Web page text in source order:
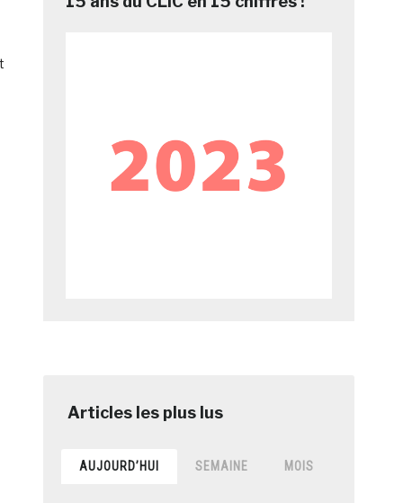
AUJOURD’HUI SEMAINE MOIS